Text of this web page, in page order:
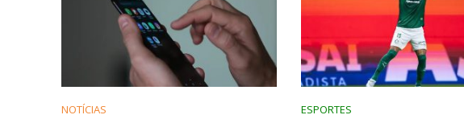
NOTÍCIAS ESPORTES